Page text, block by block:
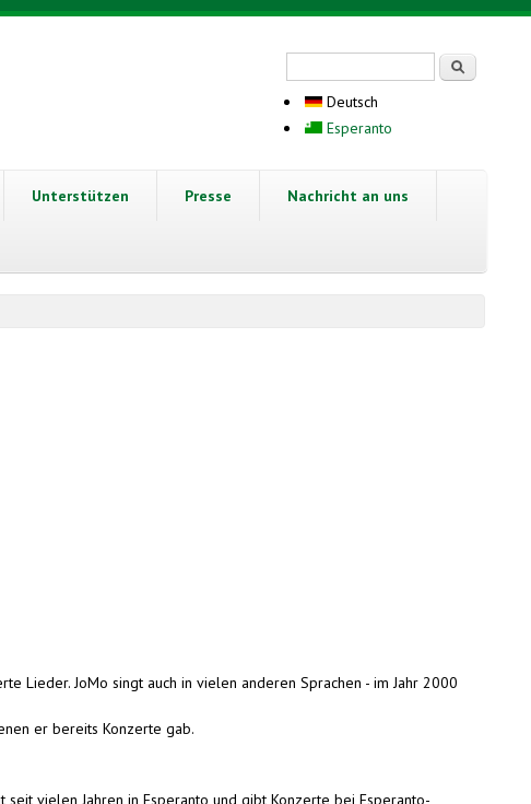
Deutsch
Esperanto
Unterstützen Presse Nachricht an uns
Lieder. JoMo singt auch in vielen anderen Sprachen - im Jahr 2000
er bereits Konzerte gab.
seit vielen Jahren in Esperanto und gibt Konzerte bei Esperanto-